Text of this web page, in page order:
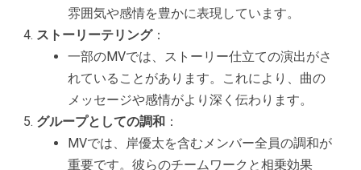
雰囲気や感情を豊かに表現しています。
ストーリーテリング：
一部のMVでは、ストーリー仕立ての演出がさ
れていることがあります。これにより、曲の
メッセージや感情がより深く伝わります。
グループとしての調和 ：
MVでは、岸優太を含むメンバー全員の調和が
重要です。彼らのチームワークと相乗効果